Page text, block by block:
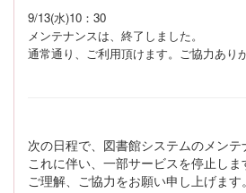
9/13(水)10：30
メンテナンスは、終了しました。
通常通り、ご利用頂けます。ご協力あり
次の日程で、図書館システムのメンテ
これに伴い、一部サービスを停止しま
ご理解、ご協力をお願い申し上げます。